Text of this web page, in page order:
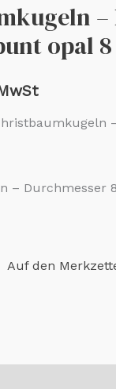
–
opal
– Durchmesser
Auf den